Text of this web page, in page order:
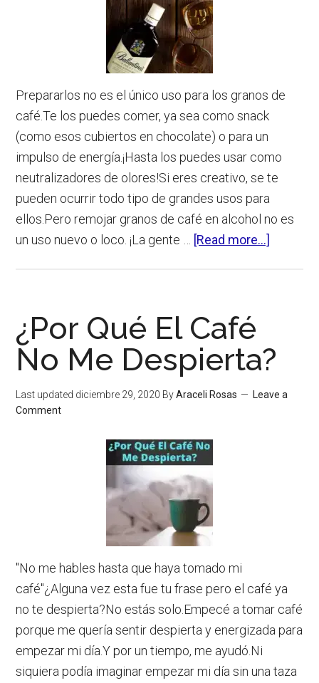
Prepararlos no es el único uso para los granos de
café.Te los puedes comer, ya sea como snack
(como esos cubiertos en chocolate) o para un
impulso de energía.¡Hasta los puedes usar como
neutralizadores de olores!Si eres creativo, se te
pueden ocurrir todo tipo de grandes usos para
ellos.Pero remojar granos de café en alcohol no es
un uso nuevo o loco. ¡La gente … [Read more...]
Alcohol
¿Por Qué El Café
No Me Despierta?
Last updated diciembre 29, 2020 ByAraceli Rosas
Leave a
Comment
"No me hables hasta que haya tomado mi
café"¿Alguna vez esta fue tu frase pero el café ya
no te despierta?No estás solo.Empecé a tomar café
porque me quería sentir despierta y energizada para
empezar mi día.Y por un tiempo, me ayudó.Ni
siquiera podía imaginar empezar mi día sin una taza